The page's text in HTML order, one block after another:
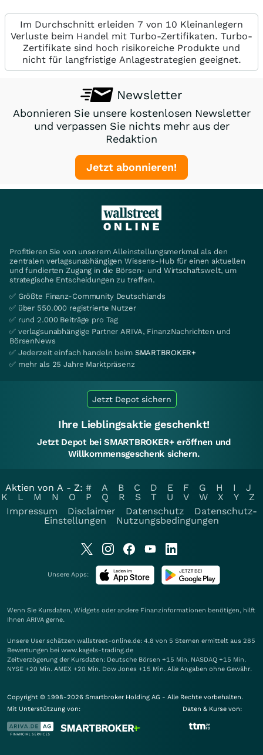
Im Durchschnitt erleiden 7 von 10 Kleinanlegern
Verluste beim Handel mit Turbo-Zertifikaten. Turbo-
Zertifikate sind hoch risikoreiche Produkte und
nicht für langfristige Anlagestrategien geeignet.
Newsletter
Abonnieren Sie unsere kostenlosen Newsletter
und verpassen Sie nichts mehr aus der
Redaktion
Jetzt abonnieren!
Profitieren Sie von unserem Alleinstellungsmerkmal als den
zentralen verlagsunabhängigen Wissens-Hub für einen aktuellen
und fundierten Zugang in die Börsen- und Wirtschaftswelt, um
strategische Entscheidungen zu treffen.
✅ Größte Finanz-Community Deutschlands
✅ über 550.000 registrierte Nutzer
✅ rund 2.000 Beiträge pro Tag
✅ verlagsunabhängige Partner ARIVA, FinanzNachrichten und
BörsenNews
✅ Jederzeit einfach handeln beim SMARTBROKER+
✅ mehr als 25 Jahre Marktpräsenz
Jetzt Depot sichern
Ihre Lieblingsaktie geschenkt!
Jetzt Depot bei SMARTBROKER+ eröffnen und
Willkommensgeschenk sichern.
Aktien von A - Z: # A B C D E F G H I
J
K
L M N O P Q R S T U V W X Y
Z
Impressum
Disclaimer Datenschutz
Datenschutz-
Einstellungen
Nutzungsbedingungen
Unsere Apps:
Wenn Sie Kursdaten, Widgets oder andere Finanzinformationen benötigen, hilft
Ihnen ARIVA gerne.
Unsere User schätzen wallstreet-online.de: 4.8 von 5 Sternen ermittelt aus 285
Bewertungen bei www.kagels-trading.de
Zeitverzögerung der Kursdaten: Deutsche Börsen +15 Min. NASDAQ +15 Min.
NYSE +20 Min. AMEX +20 Min. Dow Jones +15 Min. Alle Angaben ohne Gewähr.
Copyright © 1998-2026 Smartbroker Holding AG - Alle Rechte vorbehalten.
Mit Unterstützung von:
Daten & Kurse von: